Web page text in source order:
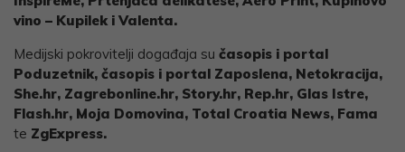
vino – Kupilek i Valenta.
Medijski pokrovitelji događaja su časopis i portal
Poduzetnik, časopis i portal Zaposlena, Netokracija,
She.hr, Zagrebonline.hr, Story.hr, Rep.hr, Glas Istre,
Flash.hr, Moja Domovina, Total Croatia News, Fama
te ZgExpress.